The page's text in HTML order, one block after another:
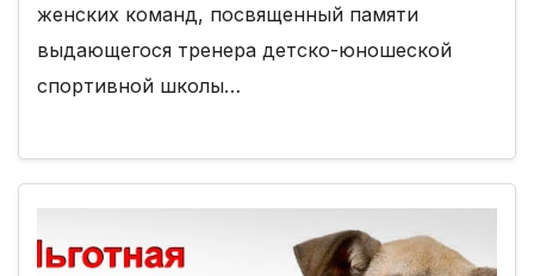
женских команд, посвященный памяти
выдающегося тренера детско-юношеской
спортивной школы…